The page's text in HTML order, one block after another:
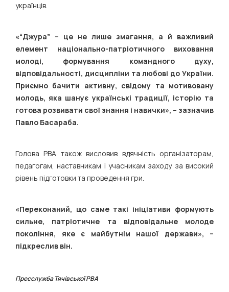
українців.
«“Джура” – це не лише змагання, а й важливий
елемент національно-патріотичного виховання
молоді, формування командного духу,
відповідальності, дисципліни та любові до України.
Приємно бачити активну, свідому та мотивовану
молодь, яка шанує українські традиції, історію та
готова розвивати свої знання і навички», – зазначив
Павло Басараба.
Голова РВА також висловив вдячність організаторам,
педагогам, наставникам і учасникам заходу за високий
рівень підготовки та проведення гри.
«Переконаний, що саме такі ініціативи формують
сильне, патріотичне та відповідальне молоде
покоління, яке є майбутнім нашої держави», –
підкреслив він.
Пресслужба Тячівської РВА